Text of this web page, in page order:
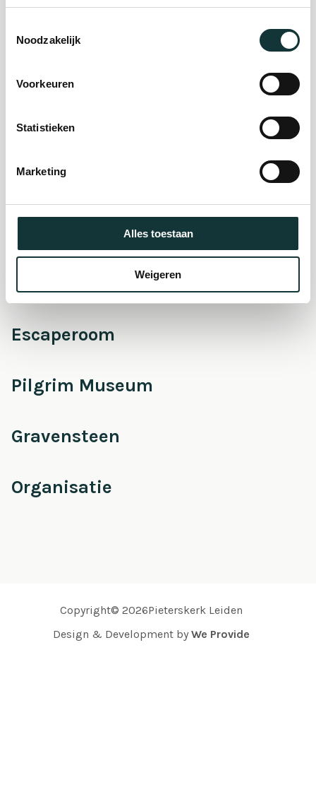
Noodzakelijk
Voorkeuren
Statistieken
Marketing
Alles toestaan
Weigeren
Steun ons
Auditie
De Pieterskerk als
Onderhoud &
Escaperoom
Pilgrim Museum
Gravensteen
Organisatie
Copyright© 2026Pieterskerk Leiden
Design & Development by We Provide